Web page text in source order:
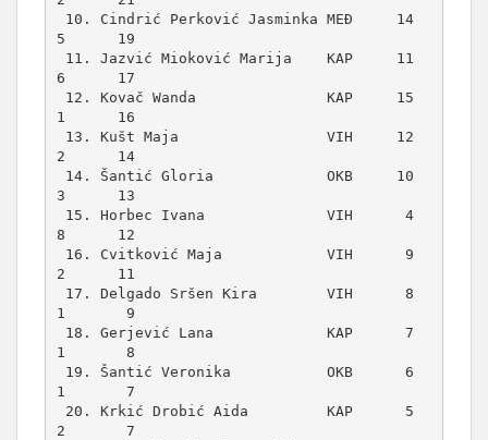
5      19
6      17
1      16
2      14
3      13
8      12
2      11
1       9
1       8
1       7
2       7